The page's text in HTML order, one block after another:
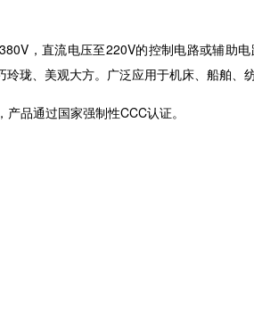
，直流电压至220V的控制电路或辅助
珑、美观大方。广泛应用于机床、船舶、
品通过国家强制性CCC认证。